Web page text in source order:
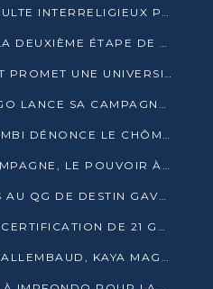
PRÉSIDENTIELLE 2026 : CULTE INTERRELIGIEUX POUR LA PAIX À OUENZÉ
DOLISIE EN BLEU POUR LA DEUXIÈME ÉTAPE DE CAMPAGNE DE DSN
À OUESSO, DESTIN GAVET PROMET UNE UNIVERSITÉ POUR LA SANGHA
À OUESSO, GAVET ELONGO LANCE SA CAMPAGNE SOUS LE SIGNE DU RENOUVEAU
À SIBITI, JOSEPH KIGNOUMBI DÉNONCE LE CHÔMAGE ET LES DÉFAILLANCES DE L’ÉTAT
COUP D’ENVOI DE LA CAMPAGNE, LE POUVOIR À POINTE-NOIRE, L’OPPOSITION À OUESSO ET SIBITI
DES OUVRIERS TABASSÉS AU QG DE DESTIN GAVET À 24 HEURES DE L’OUVERTURE DE LA CAMPAGNE
AGL CONGO ENGAGE LA CERTIFICATION DE 21 GRUTIERS AUX NORMES INTERNATIONALES
DESTIN GAVET NOMME WALLEMBAUD, KAYA MAGANE, BOUDZIKA ET MBOUSSA-ELLAH AUX COMMANDES DE SA CAMPAGNE